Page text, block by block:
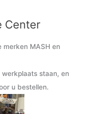
Center
MASH en
staan, en
u bestellen.